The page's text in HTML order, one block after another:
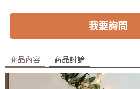
我要詢問
商品內容 商品討論